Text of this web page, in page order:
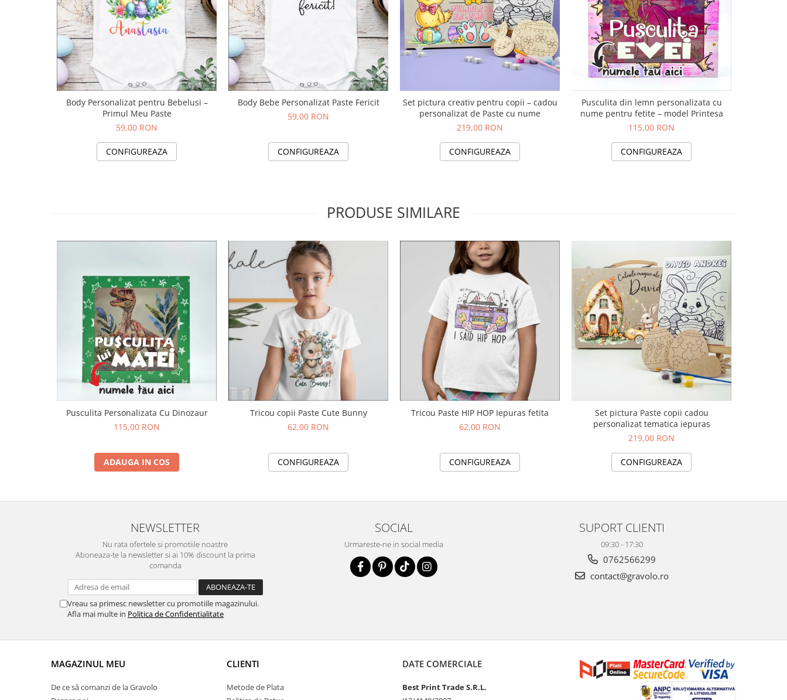
Body Personalizat pentru Bebelusi –
Primul Meu Paste
59,00 RON
CONFIGUREAZA
Body Bebe Personalizat Paste Fericit
59,00 RON
CONFIGUREAZA
Set pictura creativ pentru copii – cadou
personalizat de Paste cu nume
219,00 RON
CONFIGUREAZA
Pusculita din lemn personalizata cu
nume pentru fetite – model Printesa
115,00 RON
CONFIGUREAZA
PRODUSE SIMILARE
Pusculita Personalizata Cu Dinozaur
115,00 RON
ADAUGA IN COS
Tricou copii Paste Cute Bunny
62,00 RON
CONFIGUREAZA
Tricou Paste HIP HOP Iepuras fetita
62,00 RON
CONFIGUREAZA
Set pictura Paste copii cadou
personalizat tematica iepuras
219,00 RON
CONFIGUREAZA
NEWSLETTER
Nu rata ofertele si promotiile noastre
Aboneaza-te la newsletter si ai 10% discount la prima
comanda
Vreau sa primesc newsletter cu promotiile magazinului.
Afla mai multe in Politica de Confidentialitate
SOCIAL
Urmareste-ne in social media
SUPORT CLIENTI
09:30 - 17:30
0762566299
contact@gravolo.ro
MAGAZINUL MEU
De ce să comanzi de la Gravolo
CLIENTI
Metode de Plata
DATE COMERCIALE
Best Print Trade S.R.L.